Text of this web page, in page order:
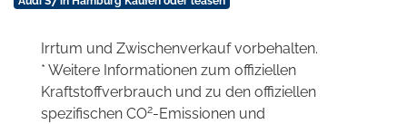
Irrtum und Zwischenverkauf vorbehalten.
* Weitere Informationen zum offiziellen
Kraftstoffverbrauch und zu den offiziellen
spezifischen CO2-Emissionen und